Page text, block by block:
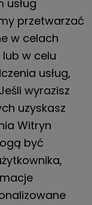
usług
przetwarzać
w celach
w celu
usług,
wyrazisz
uzyskasz
Witryn
być